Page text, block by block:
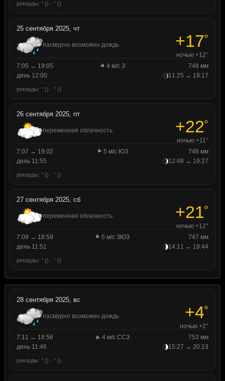
рекорды: ° () · ° ()
25 сентября 2025, чт
пасмурно возможен дождь +17°
ночью +12°
7:05 → 19:05
4 м/с З
748 мм
день 12:00
11:25 → 19:17
рекорды: ° () · ° ()
26 сентября 2025, пт
переменная облачность +22°
ночью +11°
7:07 → 19:02
5 м/с ЮЗ
748 мм
день 11:55
12:48 → 19:27
рекорды: ° () · ° ()
27 сентября 2025, сб
переменная облачность +21°
ночью +12°
7:09 → 18:59
5 м/с ЗЮЗ
747 мм
день 11:51
14:11 → 19:44
рекорды: ° () · ° ()
28 сентября 2025, вс
пасмурно возможен дождь +4°
ночью +2°
7:11 → 18:56
4 м/с ССЗ
753 мм
день 11:46
15:27 → 20:13
рекорды: ° () · ° ()